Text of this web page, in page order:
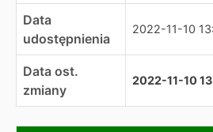
Data
udostępnienia
2022-11-10
Data ost.
zmiany
2022-11-10